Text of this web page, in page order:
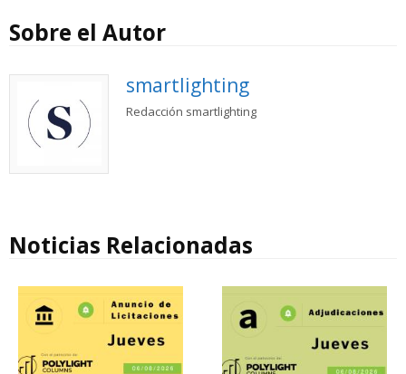
Sobre el Autor
smartlighting
Redacción smartlighting
Noticias Relacionadas